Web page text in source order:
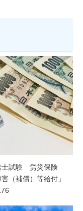
士試験 労災保険
（補償）等給付」